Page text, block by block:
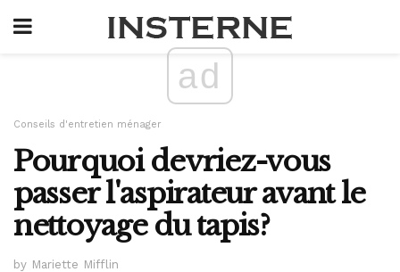
ad
Conseils d'entretien ménager
Pourquoi devriez-vous
passer l'aspirateur avant le
nettoyage du tapis?
by Mariette Mifflin